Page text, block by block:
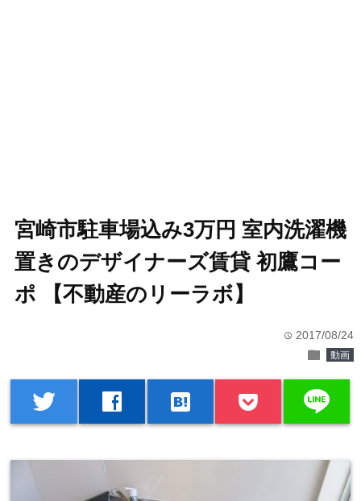
宮崎市駐車場込み3万円 室内洗濯機
置きのデザイナーズ賃貸 初鷹コー
ポ 【不動産のリーラボ】
time 2017/08/24
folder 動画
twitter facebook hatenabookmark line